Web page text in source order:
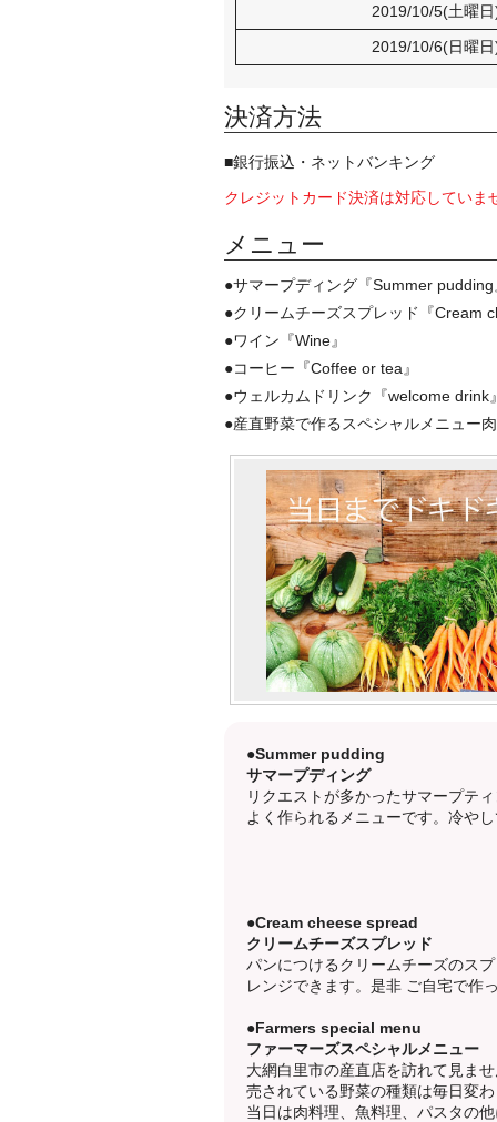
2019/10/5(土曜
2019/10/6(日曜
決済方法
■銀行振込・ネットバンキング
クレジットカード決済は対応していま
メニュー
●サマープディング『Summer pudding
●クリームチーズスプレッド『Cream
●ワイン『Wine』
●コーヒー『Coffee or tea』
●ウェルカムドリンク『welcome drink
●産直野菜で作るスペシャルメニュー
●Summer pudding
サマープディング
リクエストが多かったサマープテ
よく作られるメニューです。冷や
●Cream cheese spread
クリームチーズスプレッド
パンにつけるクリームチーズのス
レンジできます。是非 ご自宅で作
●Farmers special menu
ファーマーズスペシャルメニュー
大網白里市の産直店を訪れて見ま
売されている野菜の種類は毎日変
当日は肉料理、魚料理、パスタの